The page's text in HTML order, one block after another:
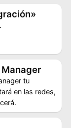
tu
en las redes,